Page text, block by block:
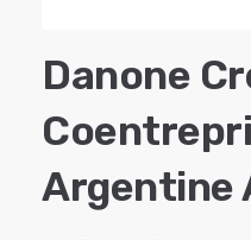
Danone
Argentine